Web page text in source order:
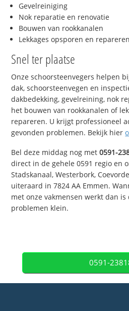
Gevelreiniging
Nok reparatie en renovatie
Bouwen van rookkanalen
Lekkages opsporen en repareren
Snel ter plaatse
Onze schoorsteenvegers helpen
dak, schoorsteenvegen en
dakbedekking, gevelreining, nok
het bouwen van rookkanalen of
repareren. U krijgt professioneel
gevonden problemen. Bekijk hier
Bel deze middag nog met0591-
direct in de gehele 0591 regio en
Stadskanaal, Westerbork,
uiteraard in 7824 AA Emmen.
met onze vakmensen werkt dan is
problemen klein.
0591-